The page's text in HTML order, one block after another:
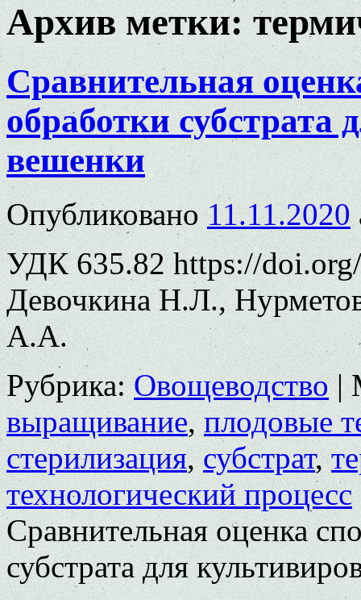
Архив метки:
Сравнительная
обработки субстрата
вешенки
Опубликовано 11.11.2020
УДК 635.82 https://
Девочкина Н.Л.,
А.А.
Рубрика: Овощеводство |
выращивание,плодовые
стерилизация,субстрат,
технологический процесс
Сравнительная оценка
субстрата для